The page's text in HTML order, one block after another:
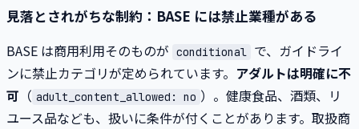
見落とされがちな制約：BASE には禁止業種がある
BASE は商用利用そのものが conditional
で、ガイドライ
ンに禁止カテゴリが定められています。 アダルトは明確に不
可 （ adult_content_allowed: no ）。健康食品、酒類、リ
ユース品なども、扱いに条件が付くことがあります。取扱商